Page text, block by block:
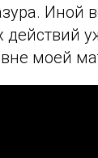
Иной
моей